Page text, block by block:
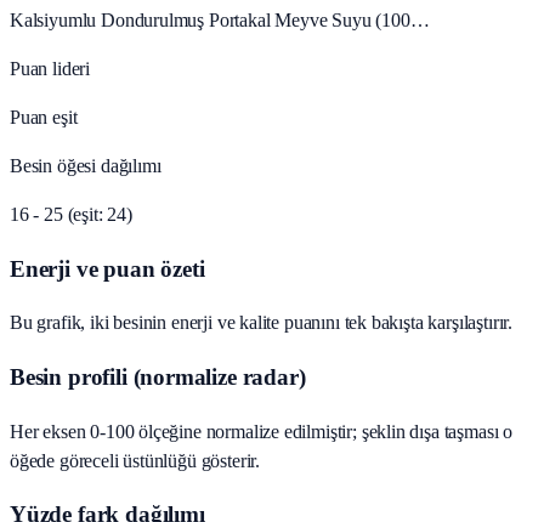
Kalsiyumlu Dondurulmuş Portakal Meyve Suyu (100…
Puan lideri
Puan eşit
Besin öğesi dağılımı
16 - 25 (eşit: 24)
Enerji ve puan özeti
Bu grafik, iki besinin enerji ve kalite puanını tek bakışta karşılaştırır.
Besin profili (normalize radar)
Her eksen 0-100 ölçeğine normalize edilmiştir; şeklin dışa taşması o
öğede göreceli üstünlüğü gösterir.
Yüzde fark dağılımı